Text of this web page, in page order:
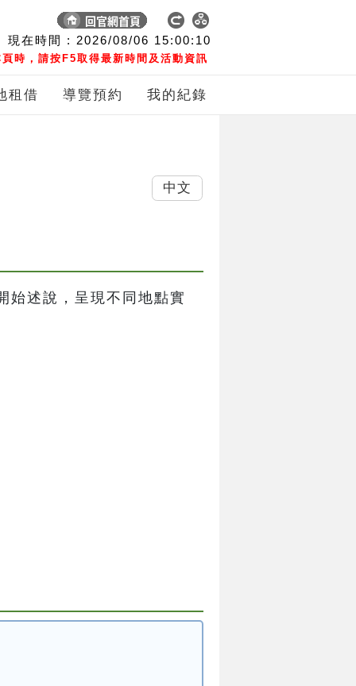
現在時間 : 2026/08/06 15:00:11
時，請按F5取得最新時間及活動資訊
租借 導覽預約 我的紀錄
始述說，呈現不同地點實